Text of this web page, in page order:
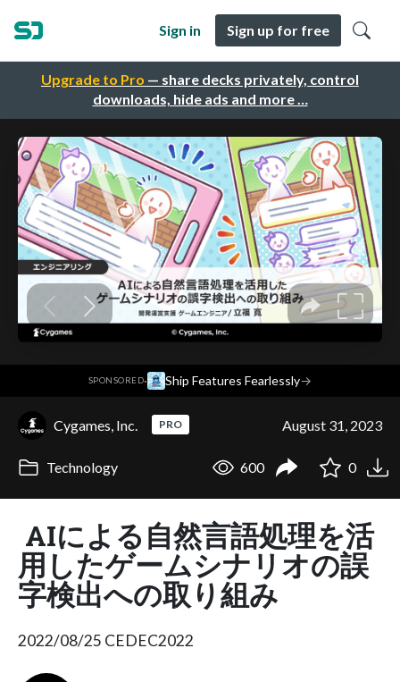
Upgrade to Pro — share decks privately, control
downloads, hide ads and more …
Sign in Sign up for free
SPONSORED· Ship Features Fearlessly→
Cygames, Inc. PRO August 31, 2023
Technology 600 0
AIによる自然言語処理を活
用したゲームシナリオの誤
字検出への取り組み
2022/08/25 CEDEC2022